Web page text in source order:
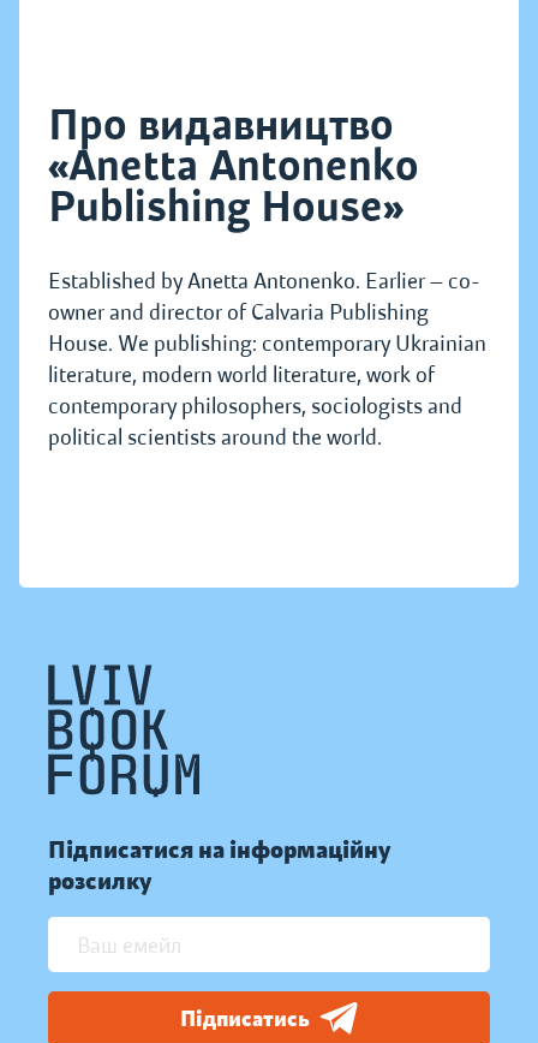
Про видавництво
«Anetta Antonenko
Publishing House»
Established by Anetta Antonenko. Earlier — co-
owner and director of Calvaria Publishing
House. We publishing: contemporary Ukrainian
literature, modern world literature, work of
contemporary philosophers, sociologists and
political scientists around the world.
Підписатися на інформаційну
розсилку
Підписатись